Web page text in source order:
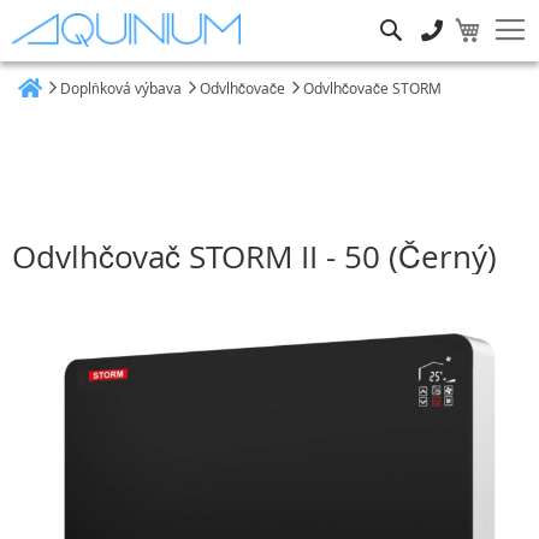
Doplňková výbava Odvlhčovače Odvlhčovače STORM
Odvlhčovač STORM II - 50 (Černý)